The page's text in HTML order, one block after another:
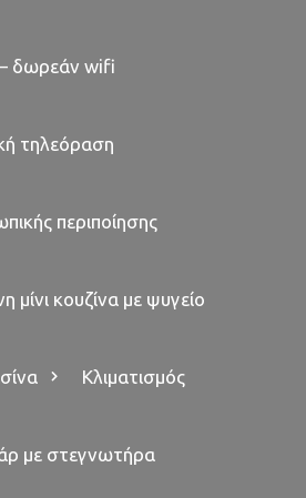
– δωρεάν wifi
τηλεόραση
περιποίησης
μίνι κουζίνα με ψυγείο
Κλιματισμός
με στεγνωτήρα